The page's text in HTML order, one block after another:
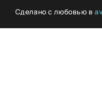
КОНТАКТЫ
Сделано с любовью в